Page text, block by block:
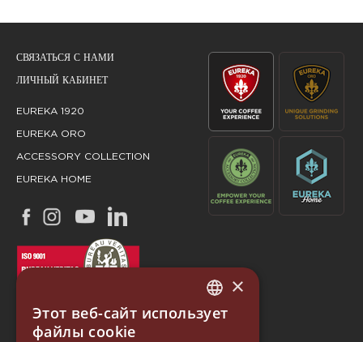
СВЯЗАТЬСЯ С НАМИ
ЛИЧНЫЙ КАБИНЕТ
EUREKA 1920
EUREKA ORO
ACCESSORY COLLECTION
EUREKA HOME
ITALIAN
×
Этот веб-сайт использует
файлы cookie